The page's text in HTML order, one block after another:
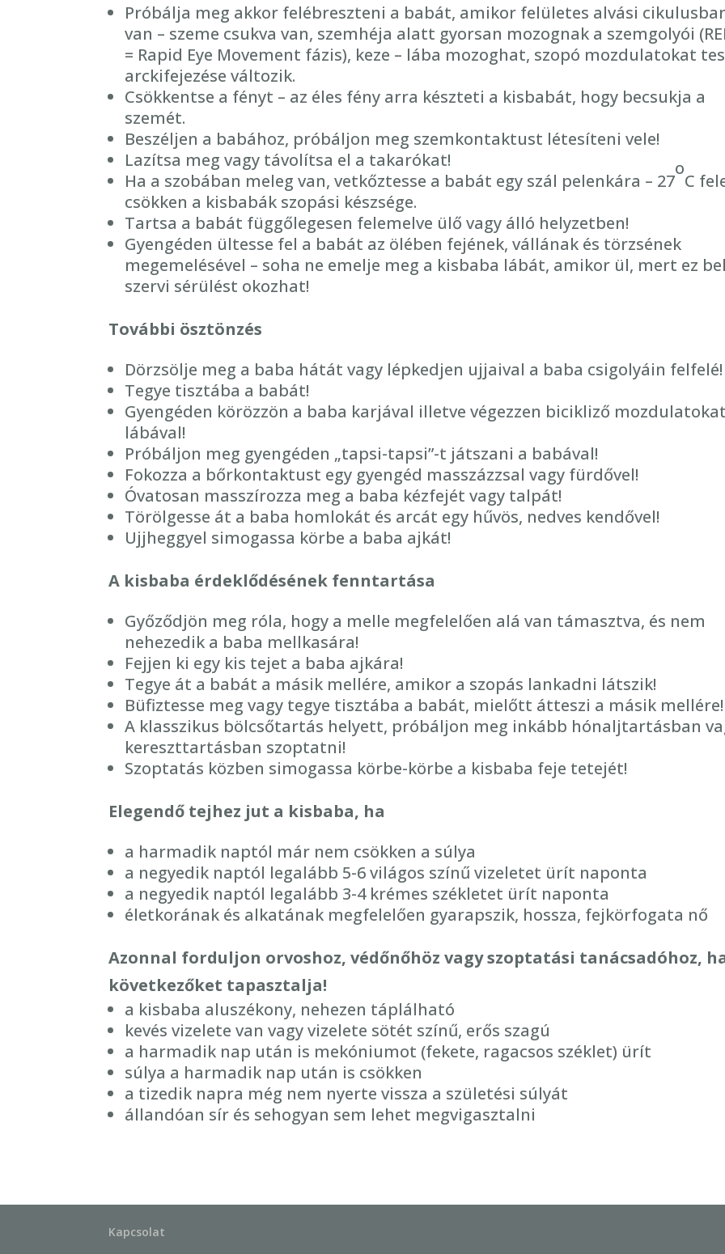
Próbálja meg akkor felébreszteni a babát, amikor felületes alvási
van – szeme csukva van, szemhéja alatt gyorsan mozognak a szemgolyói
= Rapid Eye Movement fázis), keze – lába mozoghat, szopó mozdulatokat
arckifejezése változik.
Csökkentse a fényt – az éles fény arra készteti a kisbabát, hogy becsukja a
szemét.
Beszéljen a babához, próbáljon meg szemkontaktust létesíteni vele!
Lazítsa meg vagy távolítsa el a takarókat!
Ha a szobában meleg van, vetkőztesse a babát egy szál pelenkára – 27
o
C
csökken a kisbabák szopási készsége.
Tartsa a babát függőlegesen felemelve ülő vagy álló helyzetben!
Gyengéden ültesse fel a babát az ölében fejének, vállának és törzsének
megemelésével – soha ne emelje meg a kisbaba lábát, amikor ül, mert ez
szervi sérülést okozhat!
További ösztönzés
Dörzsölje meg a baba hátát vagy lépkedjen ujjaival a baba csigolyáin felfelé!
Tegye tisztába a babát!
Gyengéden körözzön a baba karjával illetve végezzen bicikliző
lábával!
Próbáljon meg gyengéden „tapsi-tapsi”-t játszani a babával!
Fokozza a bőrkontaktust egy gyengéd masszázzsal vagy fürdővel!
Óvatosan masszírozza meg a baba kézfejét vagy talpát!
Törölgesse át a baba homlokát és arcát egy hűvös, nedves kendővel!
Ujjheggyel simogassa körbe a baba ajkát!
A kisbaba érdeklődésének fenntartása
Győződjön meg róla, hogy a melle megfelelően alá van támasztva, és nem
nehezedik a baba mellkasára!
Fejjen ki egy kis tejet a baba ajkára!
Tegye át a babát a másik mellére, amikor a szopás lankadni látszik!
Büfiztesse meg vagy tegye tisztába a babát, mielőtt átteszi a másik mellére!
A klasszikus bölcsőtartás helyett, próbáljon meg inkább hónaljtartásban
kereszttartásban szoptatni!
Szoptatás közben simogassa körbe-körbe a kisbaba feje tetejét!
Elegendő tejhez jut a kisbaba, ha
a harmadik naptól már nem csökken a súlya
a negyedik naptól legalább 5-6 világos színű vizeletet ürít naponta
a negyedik naptól legalább 3-4 krémes székletet ürít naponta
életkorának és alkatának megfelelően gyarapszik, hossza, fejkörfogata nő
Azonnal forduljon orvoshoz, védőnőhöz vagy szoptatási tanácsadóhoz,
következőket tapasztalja!
a kisbaba aluszékony, nehezen táplálható
kevés vizelete van vagy vizelete sötét színű, erős szagú
a harmadik nap után is mekóniumot (fekete, ragacsos széklet) ürít
súlya a harmadik nap után is csökken
a tizedik napra még nem nyerte vissza a születési súlyát
állandóan sír és sehogyan sem lehet megvigasztalni
Kapcsolat